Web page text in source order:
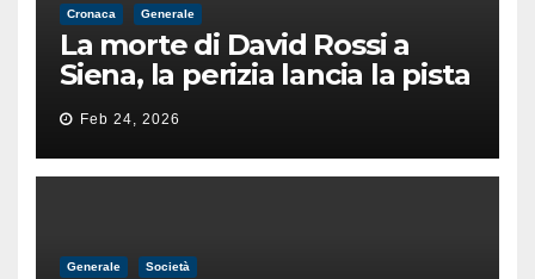
Cronaca Generale
La morte di David Rossi a
Siena, la perizia lancia la pista
di un’intimidazione finita
male
Feb 24, 2026
Generale Società